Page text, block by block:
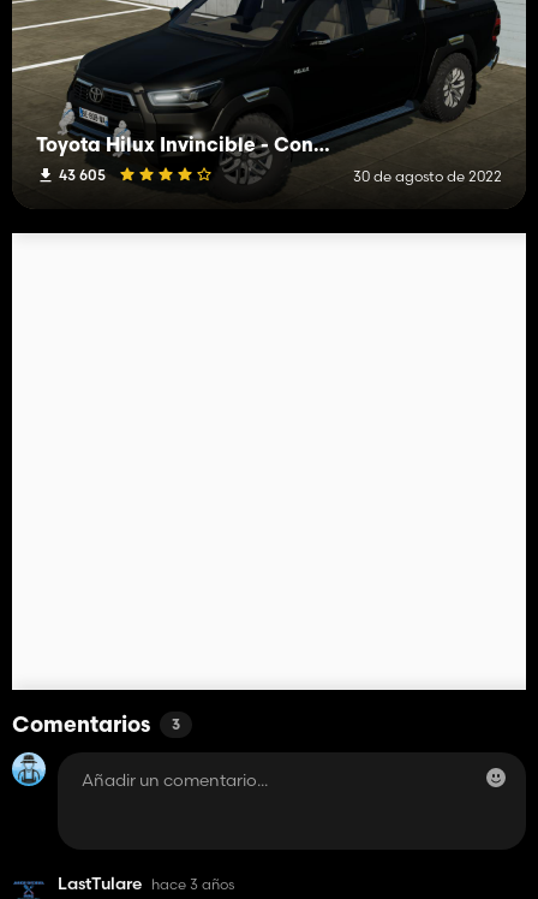
Toyota Hilux Invincible - Convoy agrícola
43 605 30 de agosto de 2022
Comentarios 3
LastTulare hace 3 años